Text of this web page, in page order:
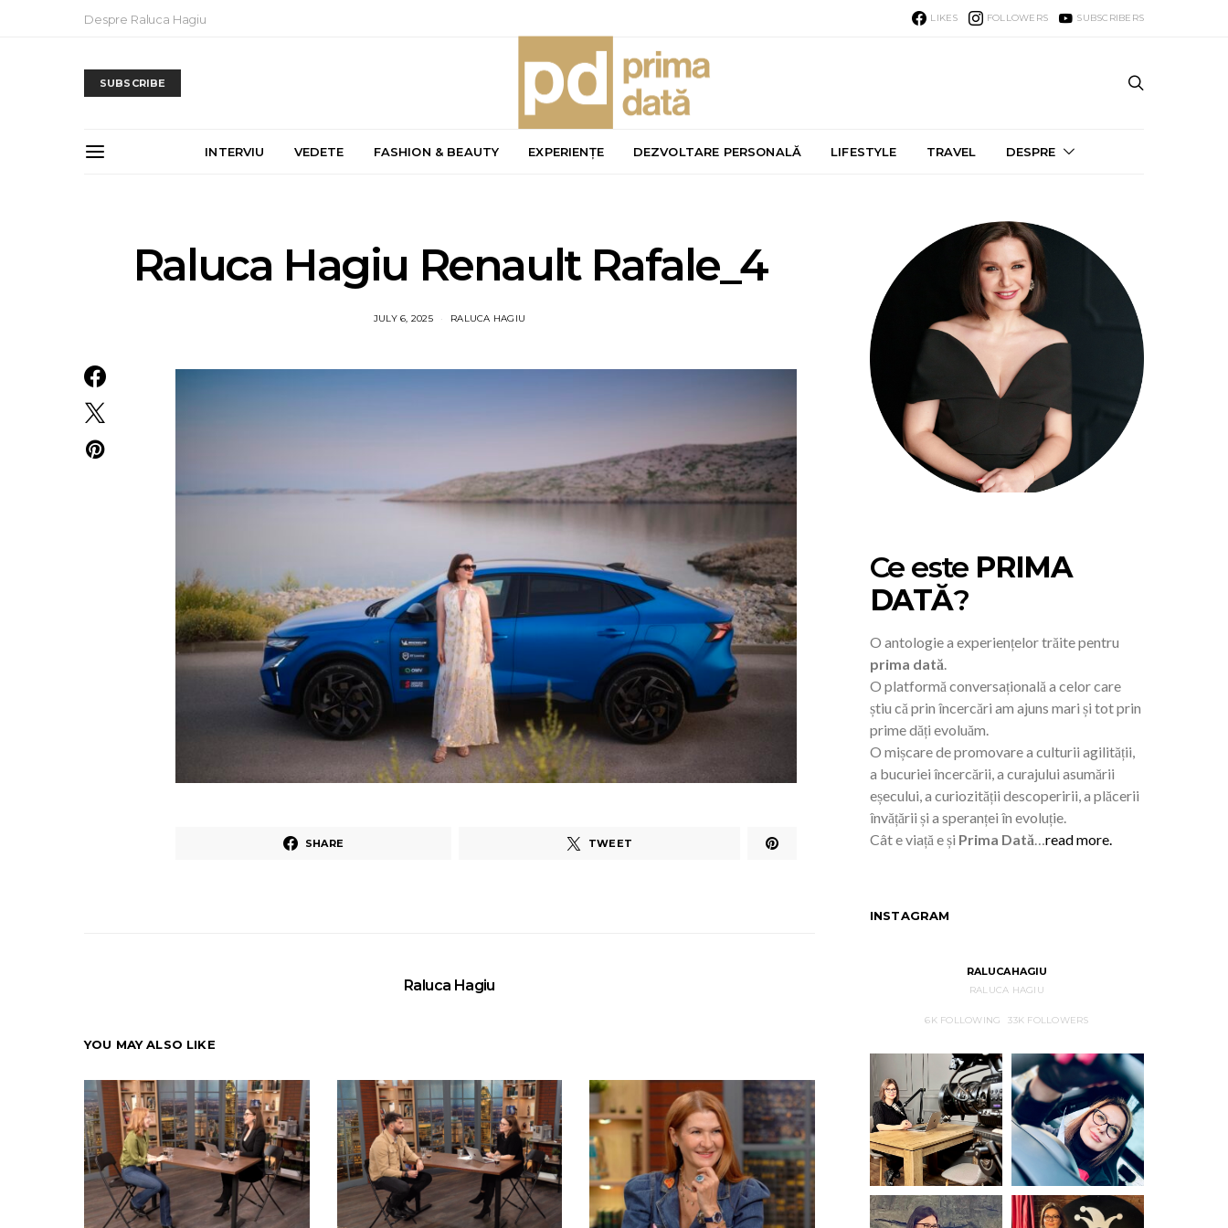
Despre Raluca Hagiu LIKES FOLLOWERS SUBSCRIBERS
SUBSCRIBE
INTERVIU VEDETE FASHION & BEAUTY EXPERIENȚE DEZVOLTARE PERSONALĂ LIFESTYLE TRAVEL DESPRE
Raluca Hagiu Renault Rafale_4
JULY 6, 2025 RALUCA HAGIU
SHARE TWEET
Raluca Hagiu
YOU MAY ALSO LIKE
Ce este PRIMA
DATĂ?
O antologie a experiențelor trăite pentru
prima dată.
O platformă conversațională a celor care
știu că prin încercări am ajuns mari și tot prin
prime dăți evoluăm.
O mișcare de promovare a culturii agilității,
a bucuriei încercării, a curajului asumării
eșecului, a curiozității descoperirii, a plăcerii
învățării și a speranței în evoluție.
Cât e viață e și Prima Dată…read more.
INSTAGRAM
RALUCAHAGIU
RALUCA HAGIU
6KFOLLOWING 33K FOLLOWERS